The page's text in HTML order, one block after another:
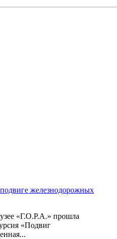
железнодорожных
«Г.О.Р.А.» прошла
«Подвиг